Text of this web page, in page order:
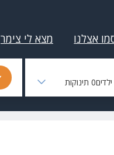
אצלנו מצא לי צימר
0תינוקות